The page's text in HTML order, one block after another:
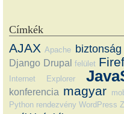
Címkék
AJAX Apache biztonság
Django Drupal felület
Internet Explorer
konferencia magyar
Python rendezvény WordPress